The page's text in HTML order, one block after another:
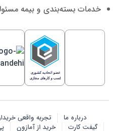
خدمات بسته‌بندی و بیمه
درباره ما تجربه واقعی
گیفت کارت
خرید از آمازون